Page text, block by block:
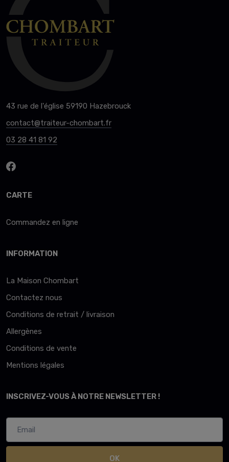
43 rue de l'église 59190 Hazebrouck
contact@traiteur-chombart.fr
03 28 41 81 92
CARTE
Commandez en ligne
INFORMATION
La Maison Chombart
Contactez nous
Conditions de retrait / livraison
Allergènes
Conditions de vente
Mentions légales
INSCRIVEZ-VOUS À NOTRE NEWSLETTER !
OK